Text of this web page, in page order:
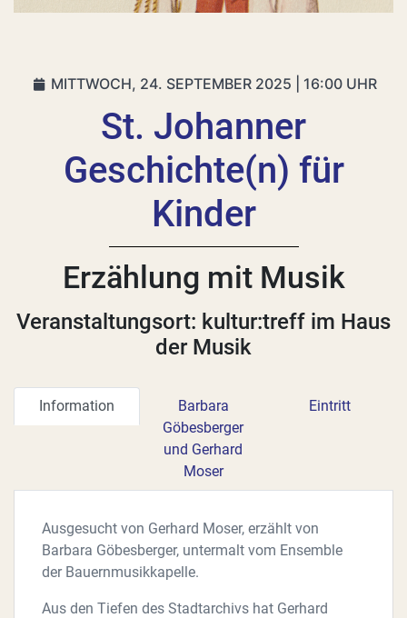
MITTWOCH, 24. SEPTEMBER 2025 | 16:00 UHR
St. Johanner
Geschichte(n) für
Kinder
Erzählung mit Musik
Veranstaltungsort: kultur:treff im Haus
der Musik
Information
Barbara
Göbesberger
und Gerhard
Moser
Eintritt
Ausgesucht von Gerhard Moser, erzählt von
Barbara Göbesberger, untermalt vom Ensemble
der Bauernmusikkapelle.
Aus den Tiefen des Stadtarchivs hat Gerhard